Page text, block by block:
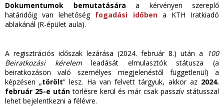
Dokumentumok bemutatására a kérvényen szereplő
határidőig van lehetőség fogadási időbena KTH Iratkiadó
ablakánál (R-épület aula).
A regisztrációs időszak lezárása (2024. február 8.) után a
100
Beiratkozási kérelemleadását elmulasztók státusza (a
beiratkozáson való személyes megjelenéstől függetlenül) a
képzésen „törölt” lesz. Ha van felvett tárgyuk, akkor az 2024.
február 25-e után törlésre kerül és már csak passzív státusszal
lehet bejelentkezni a félévre.